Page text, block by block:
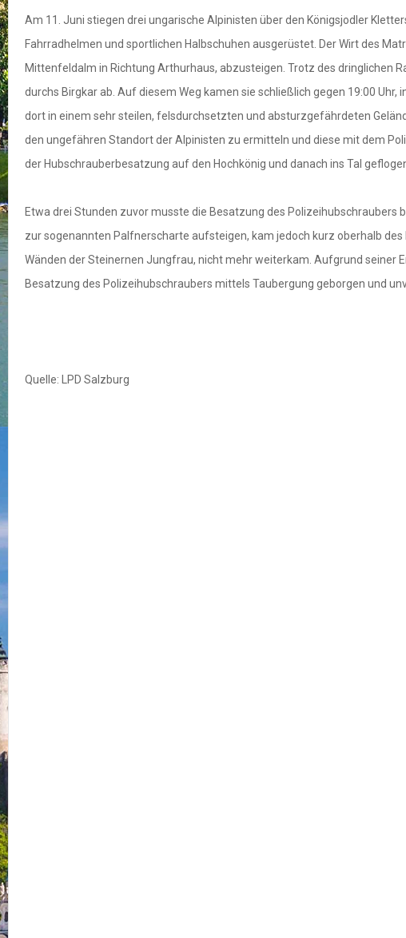
Am 11. Juni stiegen drei ungarische Alpinisten über den Königsjodler
Fahrradhelmen und sportlichen Halbschuhen ausgerüstet. Der Wirt des
Mittenfeldalm in Richtung Arthurhaus, abzusteigen. Trotz des dringlichen
durchs Birgkar ab. Auf diesem Weg kamen sie schließlich gegen 19:00
dort in einem sehr steilen, felsdurchsetzten und absturzgefährdeten
den ungefähren Standort der Alpinisten zu ermitteln und diese mit dem
der Hubschrauberbesatzung auf den Hochkönig und danach ins Tal
Etwa drei Stunden zuvor musste die Besatzung des
zur sogenannten Palfnerscharte aufsteigen, kam jedoch kurz oberhalb
Wänden der Steinernen Jungfrau, nicht mehr weiterkam. Aufgrund
Besatzung des Polizeihubschraubers mittels Taubergung geborgen und
Quelle: LPD Salzburg